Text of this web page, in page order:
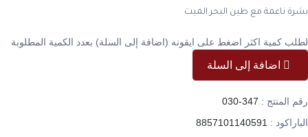
اجمالي
المصوتين
بشرة ناعمة مع طين البحر الميت
لطلب كمية اكثر اضغط على ايقونه (اضافة إلى السلة) بعدد الكمية المطلوبة
اضافة إلى السلة
رقم المنتج : 030-347
الباراكود : 8857101140591